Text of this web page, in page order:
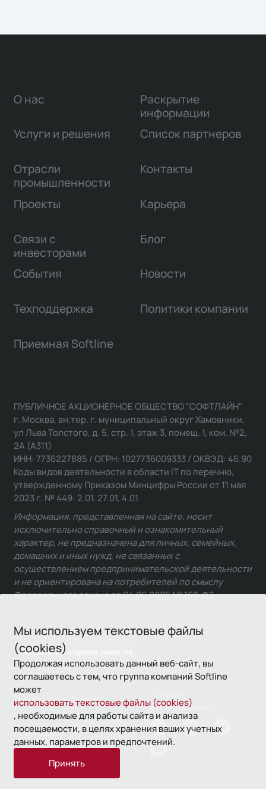
Мы используем текстовые файлы
(cookies)
Продолжая использовать данный веб-сайт, вы
соглашаетесь с тем, что группа компаний Softline
может
использовать текстовые файлы (cookies)
, необходимые для работы сайта и анализа
посещаемости, в целях хранения ваших учетных
данных, параметров и предпочтений.
Принять
О нас
Услуги и решения
Отрасли
промышленности
Проекты
Связи с
инвесторами
Раскрытие
информации
Список партнеров
Контакты
Карьера
Блог
События Новости
Техподдержка Политики компании
Приемная Softline
Связаться с отделом качества
ПУБЛИЧНОЕ АКЦИОНЕРНОЕ ОБЩЕСТВО "СОФТЛАЙН"
г. Москва, вн.тер. г. муниципальный округ Хамовники,
ул Льва Толстого, д. 5, стр. 1, этаж 3, помещ. 1, ком. №2,
2А (А311)
ИНН: 7736227885 / ОГРН: 1027736009333 / ОКВЭД: 46.90
Коды видов деятельности в области IT по перечню,
утвержденному Приказом Минцифры России от 11 мая
2023 г. № 449: 2.01, 27.01, 4.01
Информация, представленная на сайте, носит
исключительно справочный и ознакомительный
характер, не предназначена для личных, семейных,
домашних и иных нужд, не связанных с
осуществлением предпринимательской деятельности
и не ориентирована на потребителей по смыслу
Федерального закона от 24.06.2025 № 168-ФЗ.
© 1993—2026 Softline
использования
Политика
конфиденциальности